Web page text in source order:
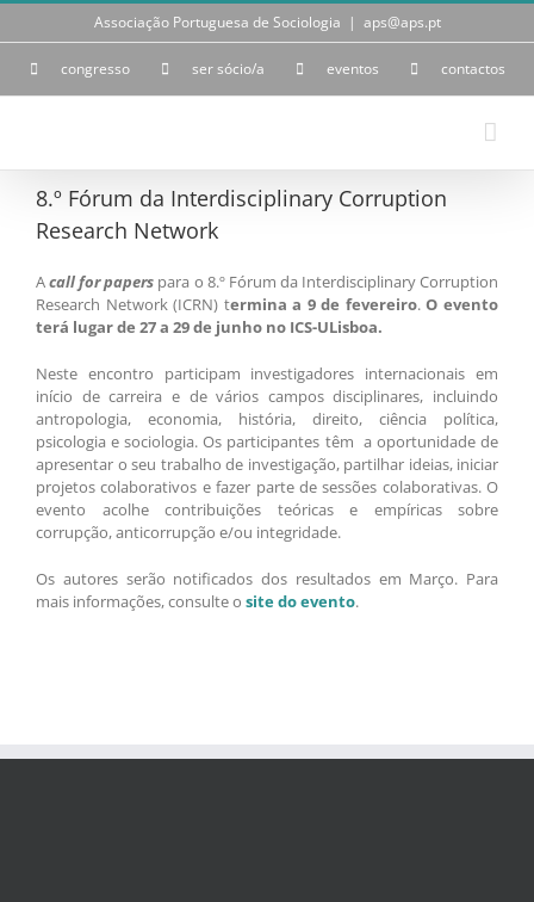
Skip
Associação Portuguesa de Sociologia | aps@aps.pt
congresso ser sócio/a eventos contactos
8.º Fórum da Interdisciplinary Corruption
Research Network
Acall for papers para o 8.º Fórum da Interdisciplinary Corruption
Research Network (ICRN) termina a 9 de fevereiro.O evento
terá lugar de 27 a 29 de junho no ICS-ULisboa.
Neste encontro participam investigadores internacionais em
início de carreira e de vários campos disciplinares, incluindo
antropologia, economia, história, direito, ciência política,
psicologia e sociologia. Os participantes têm a oportunidade de
apresentar o seu trabalho de investigação, partilhar ideias, iniciar
projetos colaborativos e fazer parte de sessões colaborativas. O
evento acolhe contribuições teóricas e empíricas sobre
corrupção, anticorrupção e/ou integridade.
Os autores serão notificados dos resultados em Março. Para
mais informações, consulte o site do evento.